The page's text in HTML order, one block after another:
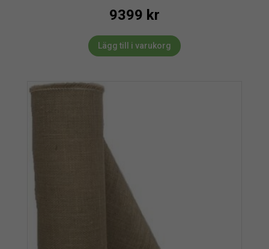
9399 kr
Lägg till i varukorg